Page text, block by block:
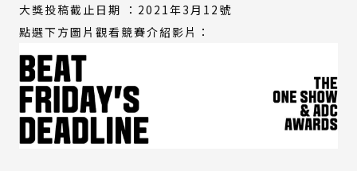
連
大獎投稿截止日期 ：2021年3月12號
點選下方圖片觀看競賽介紹影片：